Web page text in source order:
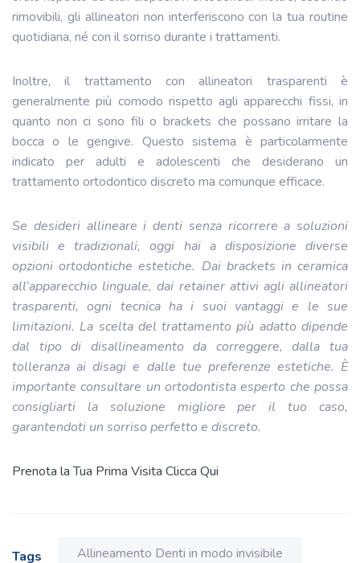
rimovibili, gli allineatori non interferiscono con la tua routine
quotidiana, né con il sorriso durante i trattamenti.
Inoltre, il trattamento con allineatori trasparenti è
generalmente più comodo rispetto agli apparecchi fissi, in
quanto non ci sono fili o brackets che possano irritare la
bocca o le gengive. Questo sistema è particolarmente
indicato per adulti e adolescenti che desiderano un
trattamento ortodontico discreto ma comunque efficace.
Se desideri allineare i denti senza ricorrere a soluzioni
visibili e tradizionali, oggi hai a disposizione diverse
opzioni ortodontiche estetiche. Dai brackets in ceramica
all’apparecchio linguale, dai retainer attivi agli allineatori
trasparenti, ogni tecnica ha i suoi vantaggi e le sue
limitazioni. La scelta del trattamento più adatto dipende
dal tipo di disallineamento da correggere, dalla tua
tolleranza ai disagi e dalle tue preferenze estetiche. È
importante consultare un ortodontista esperto che possa
consigliarti la soluzione migliore per il tuo caso,
garantendoti un sorriso perfetto e discreto.
Prenota la Tua Prima Visita Clicca Qui
Tags Allineamento Denti in modo invisibile